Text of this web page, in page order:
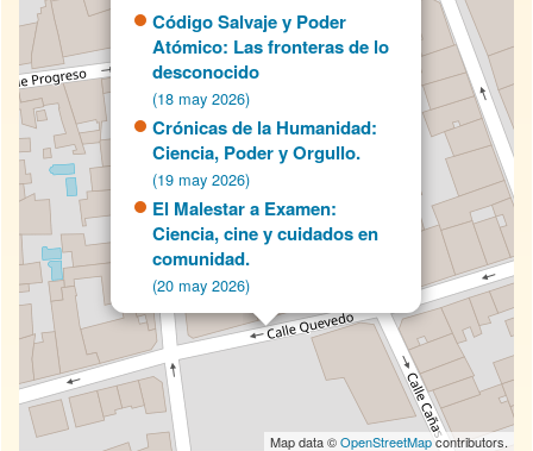
Código Salvaje y Poder
Atómico: Las fronteras de lo
desconocido
(18 may 2026)
Crónicas de la Humanidad:
Ciencia, Poder y Orgullo.
(19 may 2026)
El Malestar a Examen:
Ciencia, cine y cuidados en
comunidad.
(20 may 2026)
Map data ©OpenStreetMapcontributors.